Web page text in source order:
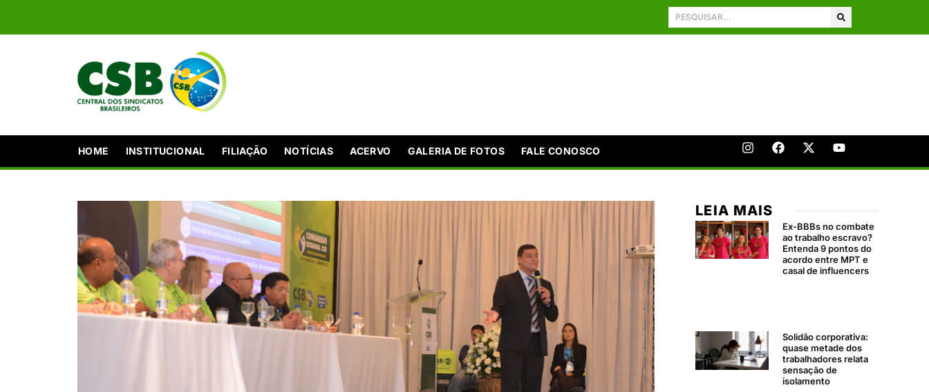
HOME INSTITUCIONAL FILIAÇÃO NOTÍCIAS ACERVO GALERIA DE FOTOS FALE CONOSCO
LEIA MAIS
Ex-BBBs no combate
ao trabalho escravo?
Entenda 9 pontos do
acordo entre MPT e
casal de influencers
Solidão corporativa:
quase metade dos
trabalhadores relata
sensação de
isolamento